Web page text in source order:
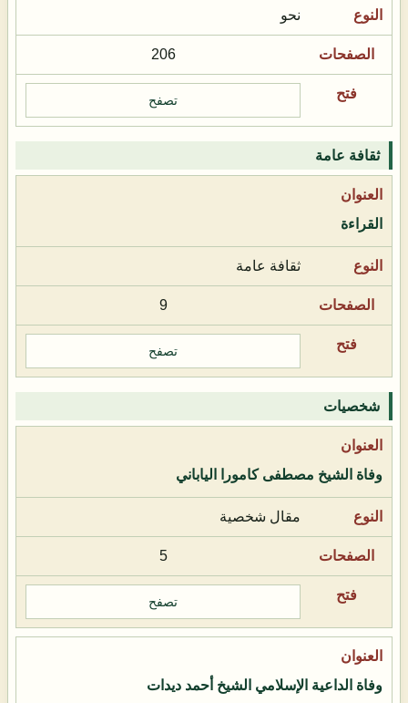
نحو
206
تصفح
ثقافة عامة
القراءة
ثقافة عامة
9
تصفح
شخصيات
وفاة الشيخ مصطفى كامورا الياباني
مقال شخصية
5
تصفح
وفاة الداعية الإسلامي الشيخ أحمد ديدات